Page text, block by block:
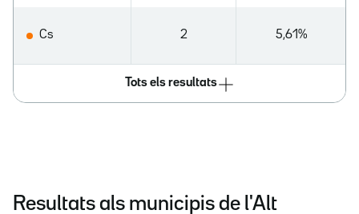
Cs 2 5,61%
Tots els resultats
Resultats als municipis de l'Alt